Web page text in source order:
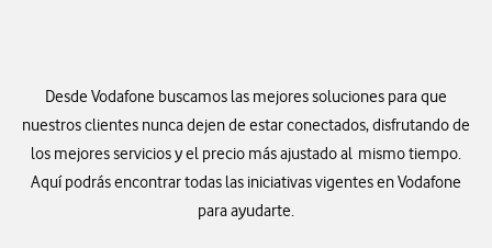
Desde Vodafone buscamos las mejores soluciones para que
nuestros clientes nunca dejen de estar conectados, disfrutando de
los mejores servicios y el precio más ajustado al mismo tiempo.
Aquí podrás encontrar todas las iniciativas vigentes en Vodafone
para ayudarte.